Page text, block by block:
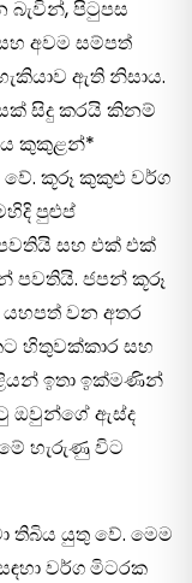
බැවින්, පිටුපස
අවම සම්පත්
ඇති නිසාය.
සිදු කරයි කිනම්
කුකුළන්*
වේ. කූරූ කුකුළු වර්ග
පුළුප්
සහ එක් එක්
පවතියි. ජපන් කූරූ
යහපත් වන අතර
හිතුවක්කාර සහ
ඉතා ඉක්මණින්
ඔවුන්ගේ ඇස්ද
හැරුණු විට
තිබිය යුතු වේ. මෙම
වර්ග මිටරක